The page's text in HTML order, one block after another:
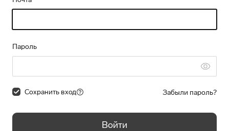
Пароль
Сохранить вход Забыли пароль?
Войти